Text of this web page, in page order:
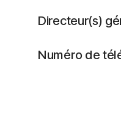
Directeur(s)
Numéro de